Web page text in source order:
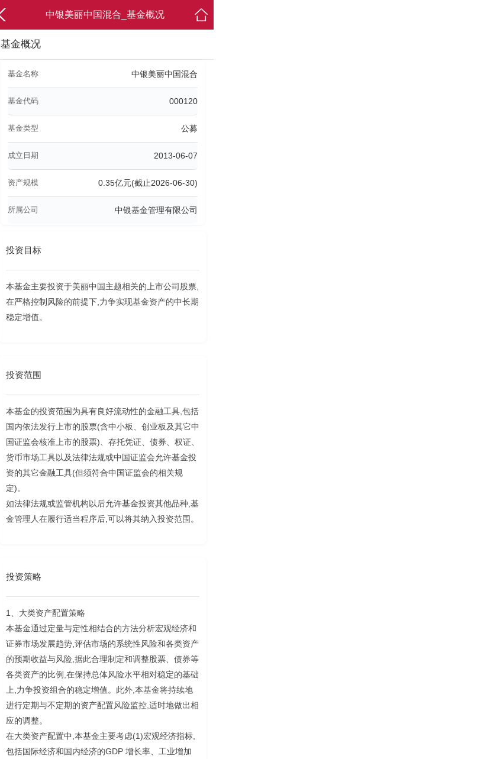
中银美丽中国混合_基金概况
基金概况
基金名称 中银美丽中国混合
基金代码 000120
基金类型 公募
成立日期 2013-06-07
资产规模 0.35亿元(截止2026-06-30)
所属公司 中银基金管理有限公司
投资目标
本基金主要投资于美丽中国主题相关的上市公司股票,
在严格控制风险的前提下,力争实现基金资产的中长期
稳定增值。
投资范围
本基金的投资范围为具有良好流动性的金融工具,包括
国内依法发行上市的股票(含中小板、创业板及其它中
国证监会核准上市的股票)、存托凭证、债券、权证、
货币市场工具以及法律法规或中国证监会允许基金投
资的其它金融工具(但须符合中国证监会的相关规
定)。
如法律法规或监管机构以后允许基金投资其他品种,基
金管理人在履行适当程序后,可以将其纳入投资范围。
投资策略
1、大类资产配置策略
本基金通过定量与定性相结合的方法分析宏观经济和
证券市场发展趋势,评估市场的系统性风险和各类资产
的预期收益与风险,据此合理制定和调整股票、债券等
各类资产的比例,在保持总体风险水平相对稳定的基础
上,力争投资组合的稳定增值。此外,本基金将持续地
进行定期与不定期的资产配置风险监控,适时地做出相
应的调整。
在大类资产配置中,本基金主要考虑(1)宏观经济指标,
包括国际经济和国内经济的GDP 增长率、工业增加